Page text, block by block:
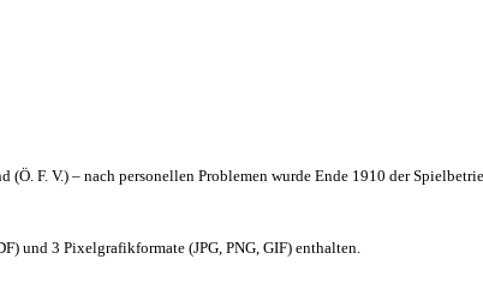
F. V.) – nach personellen Problemen wurde Ende 1910 der
und 3 Pixelgrafikformate (JPG, PNG, GIF) enthalten.